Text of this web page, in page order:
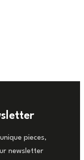
pieces,
newsletter